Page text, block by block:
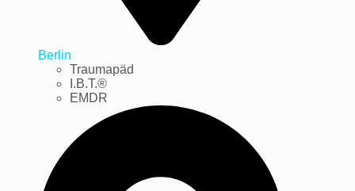
Berlin
Traumapäd
I.B.T.®
EMDR